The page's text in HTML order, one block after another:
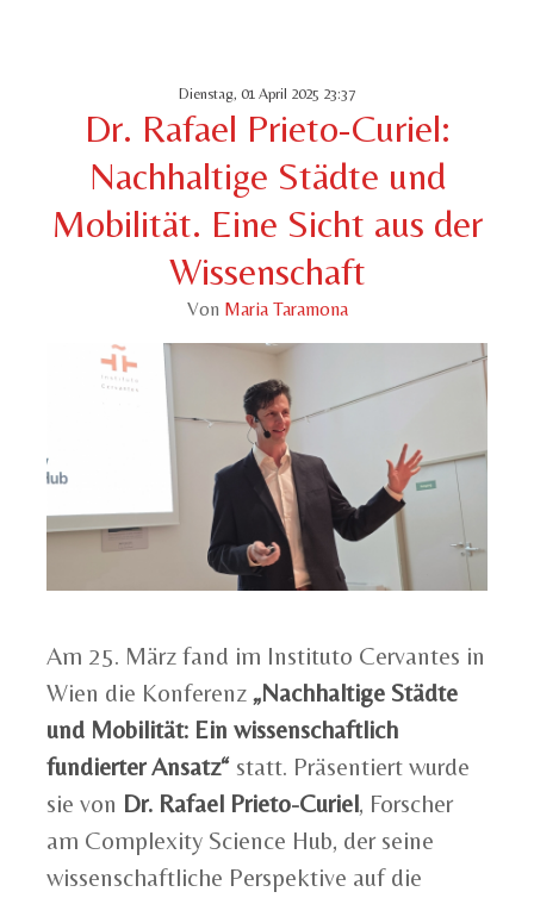
Dienstag, 01 April 2025 23:37
Dr. Rafael Prieto-Curiel:
Nachhaltige Städte und
Mobilität. Eine Sicht aus der
Wissenschaft
Von Maria Taramona
Am 25. März fand im Instituto Cervantes in
Wien die Konferenz „Nachhaltige Städte
und Mobilität: Ein wissenschaftlich
fundierter Ansatz“ statt. Präsentiert wurde
sie von Dr. Rafael Prieto-Curiel, Forscher
am Complexity Science Hub, der seine
wissenschaftliche Perspektive auf die